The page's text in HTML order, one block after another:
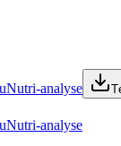
Nutri-analyse
Nutri-analyse